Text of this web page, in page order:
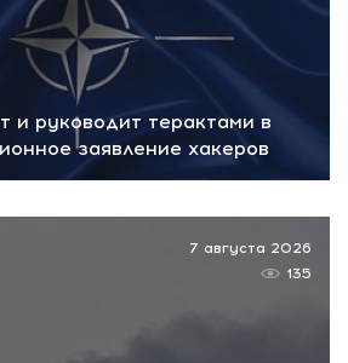
и руководит терактами в
заявление хакеров
7 августа 2026
135